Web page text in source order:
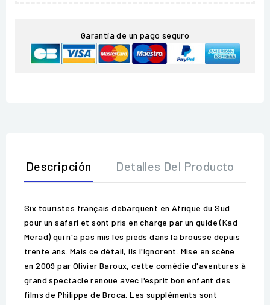
Garantía de un pago seguro
Descripción Detalles Del Producto
Six touristes français débarquent en Afrique du Sud
pour un safari et sont pris en charge par un guide (Kad
Merad) qui n'a pas mis les pieds dans la brousse depuis
trente ans. Mais ce détail, ils l'ignorent. Mise en scène
en 2009 par Olivier Baroux, cette comédie d'aventures à
grand spectacle renoue avec l'esprit bon enfant des
films de Philippe de Broca. Les suppléments sont